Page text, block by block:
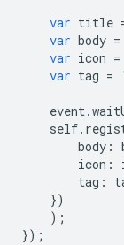
var title
var body =
var icon =
var tag =
event.
self.
body :
icon :
tag :
})
);
});